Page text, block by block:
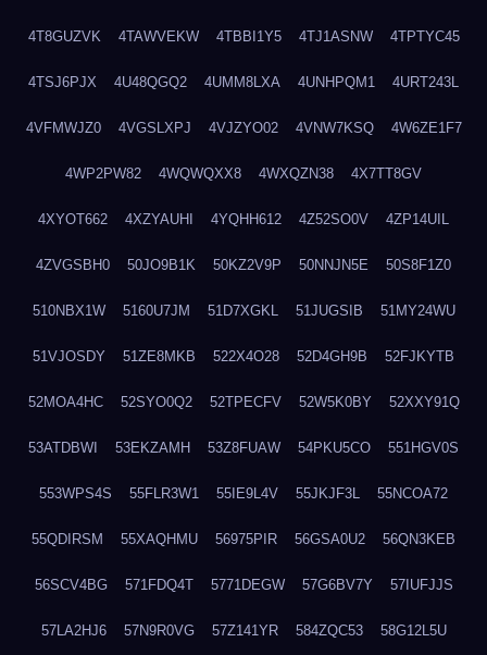
4T8GUZVK 4TAWVEKW 4TBBI1Y5 4TJ1ASNW 4TPTYC45
4TSJ6PJX 4U48QGQ2 4UMM8LXA 4UNHPQM1 4URT243L
4VFMWJZ0 4VGSLXPJ 4VJZYO02 4VNW7KSQ 4W6ZE1F7
4WP2PW82 4WQWQXX8 4WXQZN38 4X7TT8GV
4XYOT662 4XZYAUHI 4YQHH612 4Z52SO0V 4ZP14UIL
4ZVGSBH0 50JO9B1K 50KZ2V9P 50NNJN5E 50S8F1Z0
510NBX1W 5160U7JM 51D7XGKL 51JUGSIB 51MY24WU
51VJOSDY 51ZE8MKB 522X4O28 52D4GH9B 52FJKYTB
52MOA4HC 52SYO0Q2 52TPECFV 52W5K0BY 52XXY91Q
53ATDBWI 53EKZAMH 53Z8FUAW 54PKU5CO 551HGV0S
553WPS4S 55FLR3W1 55IE9L4V 55JKJF3L 55NCOA72
55QDIRSM 55XAQHMU 56975PIR 56GSA0U2 56QN3KEB
56SCV4BG 571FDQ4T 5771DEGW 57G6BV7Y 57IUFJJS
57LA2HJ6 57N9R0VG 57Z141YR 584ZQC53 58G12L5U